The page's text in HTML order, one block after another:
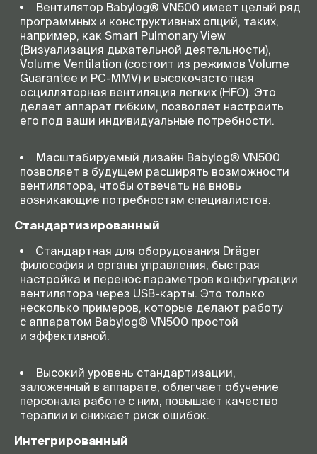
Вентилятор Babylog® VN500 имеет целый ряд
программных и конструктивных опций, таких,
например, как Smart Pulmonary View
(Визуализация дыхательной деятельности),
Volume Ventilation (состоит из режимов Volume
Guarantee и PC-MMV) и высокочастотная
осцилляторная вентиляция легких (HFO). Это
делает аппарат гибким, позволяет настроить
его под ваши индивидуальные потребности.
Масштабируемый дизайн Babylog® VN500
позволяет в будущем расширять возможности
вентилятора, чтобы отвечать на вновь
возникающие потребностям специалистов.
Стандартизированный
Стандартная для оборудования Dräger
философия и органы управления, быстрая
настройка и перенос параметров конфигурации
вентилятора через USB-карты. Это только
несколько примеров, которые делают работу
с аппаратом Babylog® VN500 простой
и эффективной.
Высокий уровень стандартизации,
заложенный в аппарате, облегчает обучение
персонала работе с ним, повышает качество
терапии и снижает риск ошибок.
Интегрированный